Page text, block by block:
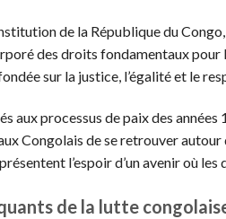
de la République du
des droits fondamentaux pour
sur la justice, l’égalité et le
aux processus de paix des
Congolais de se retrouver
l’espoir d’un avenir où
de la lutte